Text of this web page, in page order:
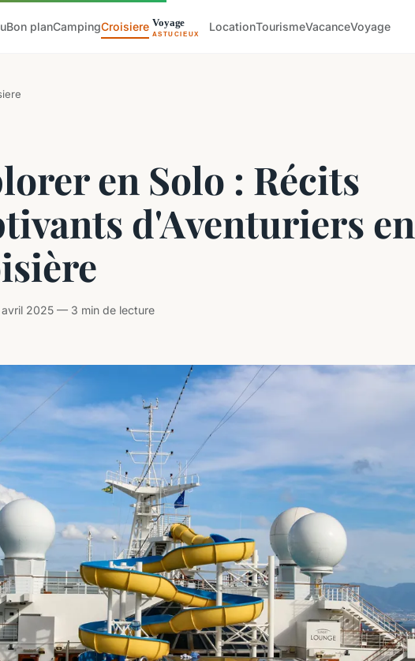
Bon planCampingCroisiere LocationTourismeVacanceVoyage
en Solo : Récits
d'Aventuriers en
2025 — 3 min de lecture